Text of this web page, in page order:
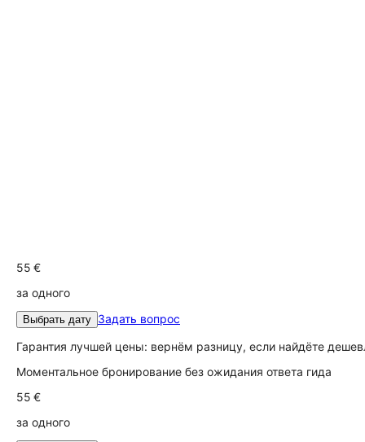
55 €
за одного
Выбрать дату Задать вопрос
Гарантия лучшей цены: вернём разницу, если найдёте
Моментальное бронирование без ожидания ответа гида
55 €
за одного